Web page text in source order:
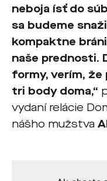
neboja ísť do
sa budeme
kompaktne
naše prednosti.
formy, verím, že
tri body doma,“
vydaní relácie
nášho mužstva